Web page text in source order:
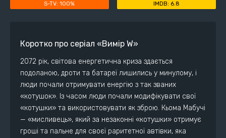
100% 6.8
Коротко про серіал «Вимір W»
2072 рік, світова енергетична криза здається
подоланою, дроти та батареї лишились у минулому, і
люди почали отримувати енергію з так званих
«котушок». Із часом люди почали модифікувати свої
«котушки» та використовувати як зброю. Кьома Мабучі
— «мисливець», який за незаконні «котушки» отримує
гроші та пальне для своєї раритетної автівки, яка